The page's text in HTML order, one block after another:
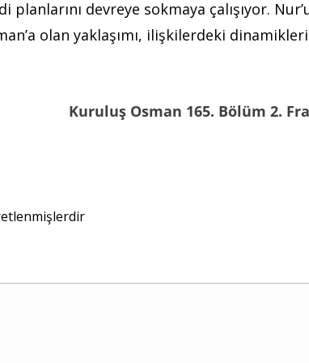
devreye sokmaya çalışıyor.
olan yaklaşımı, ilişkilerdeki
Kuruluş Osman 165. Bölüm 2.